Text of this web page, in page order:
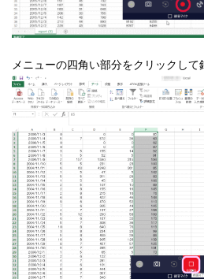
メニューの四角い部分をクリックして